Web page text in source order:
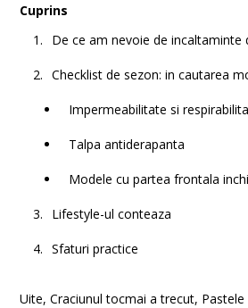
Cuprins
De ce am nevoie de incaltaminte
Checklist de sezon: in cautarea
Impermeabilitate si
Talpa antiderapanta
Modele cu partea frontala
Lifestyle-ul conteaza
Sfaturi practice
Uite, Craciunul tocmai a trecut,